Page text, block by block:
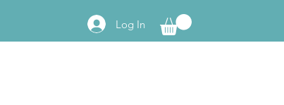
Log In